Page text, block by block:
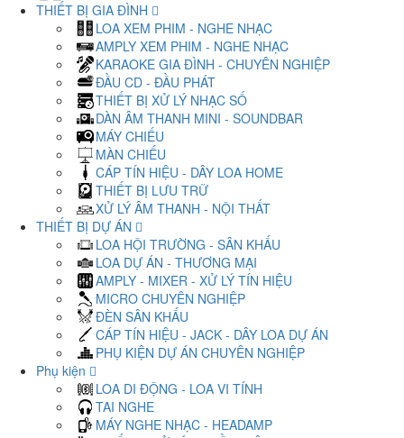
THIẾT BỊ GIA ĐÌNH
LOA XEM PHIM - NGHE NHẠC
AMPLY XEM PHIM - NGHE NHẠC
KARAOKE GIA ĐÌNH - CHUYÊN NGHIỆP
ĐẦU CD - ĐẦU PHÁT
THIẾT BỊ XỬ LÝ NHẠC SỐ
DÀN ÂM THANH MINI - SOUNDBAR
MÁY CHIẾU
MÀN CHIẾU
CÁP TÍN HIỆU - DÂY LOA HOME
THIẾT BỊ LƯU TRỮ
XỬ LÝ ÂM THANH - NỘI THẤT
THIẾT BỊ DỰ ÁN
LOA HỘI TRƯỜNG - SÂN KHẤU
LOA DỰ ÁN - THƯƠNG MẠI
AMPLY - MIXER - XỬ LÝ TÍN HIỆU
MICRO CHUYÊN NGHIỆP
ĐÈN SÂN KHẤU
CÁP TÍN HIỆU - JACK - DÂY LOA DỰ ÁN
PHỤ KIỆN DỰ ÁN CHUYÊN NGHIỆP
Phụ kiện
LOA DI ĐỘNG - LOA VI TÍNH
TAI NGHE
MÁY NGHE NHẠC - HEADAMP